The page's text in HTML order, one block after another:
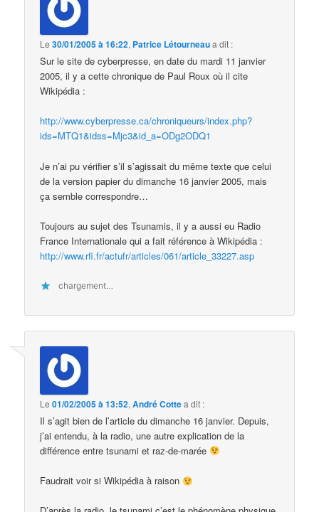
Le30/01/2005 à 16:22, Patrice Létourneaua dit :
Sur le site de cyberpresse, en date du mardi 11 janvier
2005, il y a cette chronique de Paul Roux où il cite
Wikipédia :
http://www.cyberpresse.ca/chroniqueurs/index.php?
ids=MTQ1&idss=Mjc3&id_a=ODg2ODQ1
Je n’ai pu vérifier s’il s’agissait du même texte que celui
de la version papier du dimanche 16 janvier 2005, mais
ça semble correspondre…
Toujours au sujet des Tsunamis, il y a aussi eu Radio
France Internationale qui a fait référence à Wikipédia :
http://www.rfi.fr/actufr/articles/061/article_33227.asp
chargement…
Le01/02/2005 à 13:52,André Cottea dit :
Il s’agit bien de l’article du dimanche 16 janvier. Depuis,
j’ai entendu, à la radio, une autre explication de la
différence entre tsunami et raz-de-marée
Faudrait voir si Wikipédia à raison